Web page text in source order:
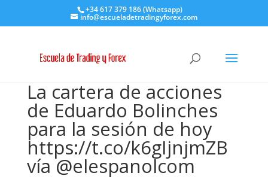
+34 617 379 186 (Whatsapp)
info@escueladetradingyforex.com
La cartera de acciones
de Eduardo Bolinches
para la sesión de hoy
https://t.co/k6gIjnjmZB
vía @elespanolcom